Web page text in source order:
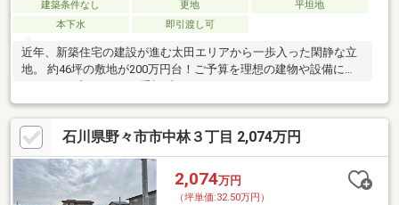
建築条件なし 更地
平坦地
本下水
即引渡し可
近年、新築住宅の建設が進む太田エリアから一歩入った閑静な立
地。 約46坪の敷地が200万円台！ご予算を理想の建物や設備に回
石川県野々市市中林３丁目 2,074万円
2,074万円
（坪単価:32.50万円）